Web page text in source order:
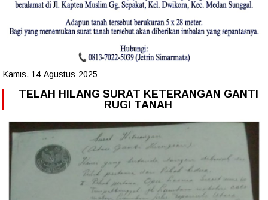
Kamis, 14-Agustus-2025
TELAH HILANG SURAT KETERANGAN GANTI
RUGI TANAH